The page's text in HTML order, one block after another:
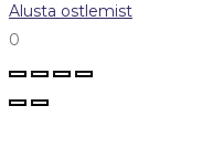
Alusta ostlemist
0